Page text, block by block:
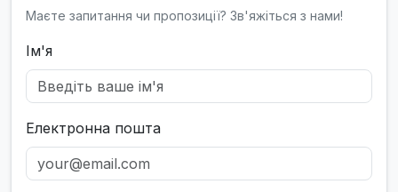
Маєте запитання чи пропозиції? Зв'яжіться з нами!
Ім'я
Електронна пошта